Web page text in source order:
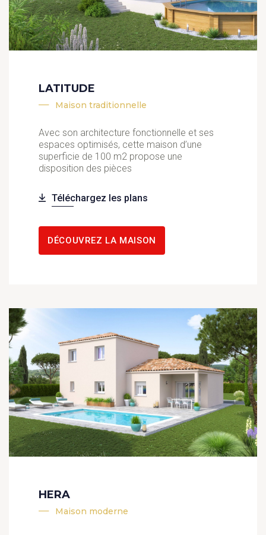
LATITUDE
Maison traditionnelle
Avec son architecture fonctionnelle et ses
espaces optimisés, cette maison d’une
superficie de 100 m2 propose une
disposition des pièces
Téléchargez les plans
DÉCOUVREZ LA MAISON
HERA
Maison moderne